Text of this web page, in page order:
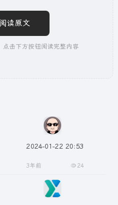
读原文
点击下方按钮阅读完整内容
2024-01-22 20:53
3年前 24